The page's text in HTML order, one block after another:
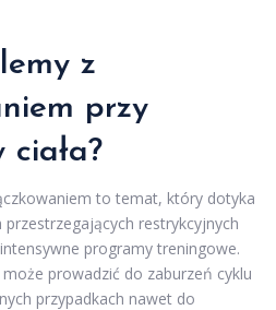
z
przy
ciała?
to temat, który dotyka
restrykcyjnych
programy treningowe.
może prowadzić do zaburzeń cyklu
przypadkach nawet do